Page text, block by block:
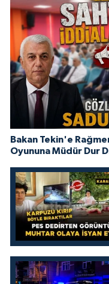
Bakan Tekin'e
Oyununa Müdür Dur